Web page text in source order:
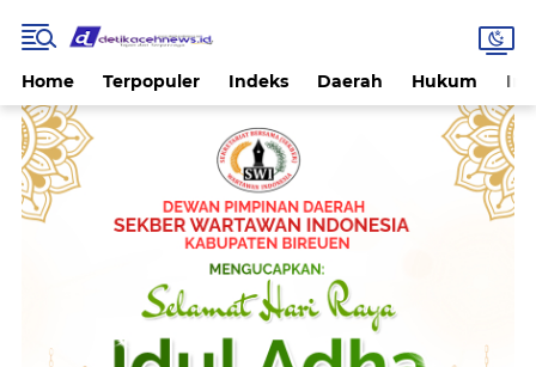
Home Terpopuler Indeks Daerah Hukum